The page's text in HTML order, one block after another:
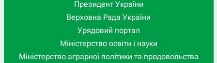
Президент України
Верховна Рада України
Урядовий портал
Міністерство освіти і науки
Міністерство аграрної політики та продовольства